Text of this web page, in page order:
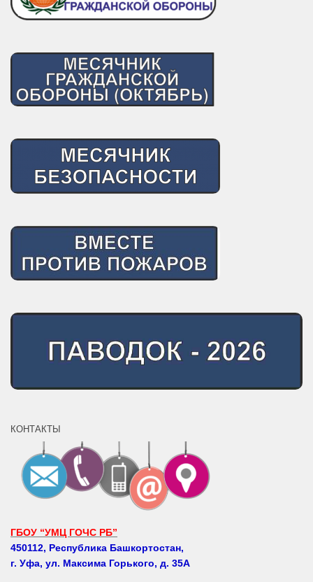
КОНТАКТЫ
ГБОУ “УМЦ ГОЧС РБ”
450112, Республика Башкортостан,
г. Уфа, ул. Максима Горького, д. 35А